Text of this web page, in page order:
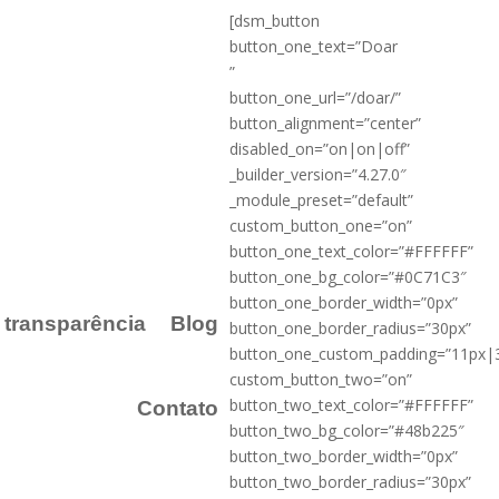
transparência Blog
Contato
[dsm_button
button_one_text=”Doar
”
button_one_url=”/doar/”
button_alignment=”center”
disabled_on=”on|on|off”
_builder_version=”4.27.0″
_module_preset=”default”
custom_button_one=”on”
button_one_text_color=”#FFFFFF”
button_one_bg_color=”#0C71C3″
button_one_border_width=”0px”
button_one_border_radius=”30px”
custom_button_two=”on”
button_two_text_color=”#FFFFFF”
button_two_bg_color=”#48b225″
button_two_border_width=”0px”
button_two_border_radius=”30px”